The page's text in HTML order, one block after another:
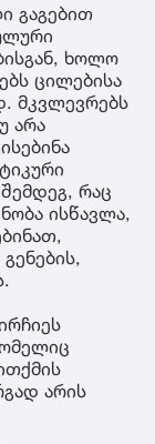
გაგებით
ხოლო
ცილებისა
მკვლევრებს
არა
რაც
ისწავლა,
არის